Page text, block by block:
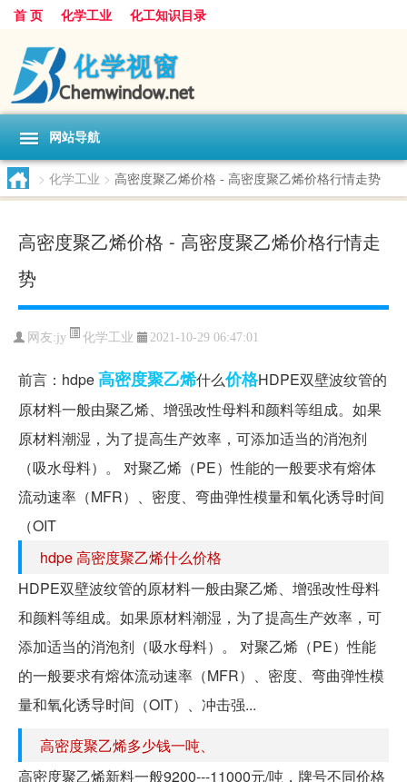
首 页 化学工业 化工知识目录
网站导航
> 化学工业 > 高密度聚乙烯价格 - 高密度聚乙烯价格行情走势
高密度聚乙烯价格 - 高密度聚乙烯价格行情走
势
网友:jy 化学工业 2021-10-29 06:47:01
前言：hdpe高密度聚乙烯什么价格HDPE双壁波纹管的
原材料一般由聚乙烯、增强改性母料和颜料等组成。如果
原材料潮湿，为了提高生产效率，可添加适当的消泡剂
（吸水母料）。 对聚乙烯（PE）性能的一般要求有熔体
流动速率（MFR）、密度、弯曲弹性模量和氧化诱导时间
（OIT
hdpe 高密度聚乙烯什么价格
HDPE双壁波纹管的原材料一般由聚乙烯、增强改性母料
和颜料等组成。如果原材料潮湿，为了提高生产效率，可
添加适当的消泡剂（吸水母料）。 对聚乙烯（PE）性能
的一般要求有熔体流动速率（MFR）、密度、弯曲弹性模
量和氧化诱导时间（OIT）、冲击强...
高密度聚乙烯多少钱一吨、
高密度聚乙烯新料一般9200---11000元/吨，牌号不同价格